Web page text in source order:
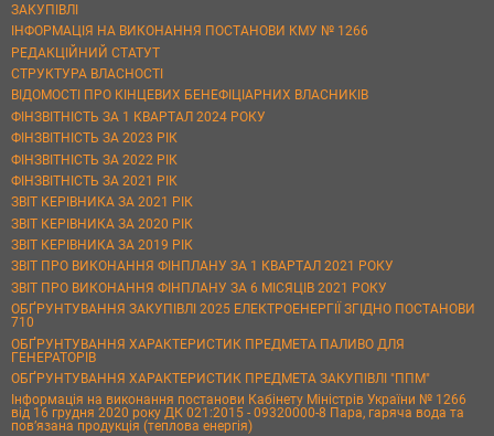
ЗАКУПІВЛІ
ІНФОРМАЦІЯ НА ВИКОНАННЯ ПОСТАНОВИ КМУ № 1266
РЕДАКЦІЙНИЙ СТАТУТ
СТРУКТУРА ВЛАСНОСТІ
ВІДОМОСТІ ПРО КІНЦЕВИХ БЕНЕФІЦІАРНИХ ВЛАСНИКІВ
ФІНЗВІТНІСТЬ ЗА 1 КВАРТАЛ 2024 РОКУ
ФІНЗВІТНІСТЬ ЗА 2023 РІК
ФІНЗВІТНІСТЬ ЗА 2022 РІК
ФІНЗВІТНІСТЬ ЗА 2021 РІК
ЗВІТ КЕРІВНИКА ЗА 2021 РІК
ЗВІТ КЕРІВНИКА ЗА 2020 РІК
ЗВІТ КЕРІВНИКА ЗА 2019 РІК
ЗВІТ ПРО ВИКОНАННЯ ФІНПЛАНУ ЗА 1 КВАРТАЛ 2021 РОКУ
ЗВІТ ПРО ВИКОНАННЯ ФІНПЛАНУ ЗА 6 МІСЯЦІВ 2021 РОКУ
ОБҐРУНТУВАННЯ ЗАКУПІВЛІ 2025 ЕЛЕКТРОЕНЕРГІЇ ЗГІДНО ПОСТАНОВИ
710
ОБҐРУНТУВАННЯ ХАРАКТЕРИСТИК ПРЕДМЕТА ПАЛИВО ДЛЯ
ГЕНЕРАТОРІВ
ОБҐРУНТУВАННЯ ХАРАКТЕРИСТИК ПРЕДМЕТА ЗАКУПІВЛІ "ППМ"
Інформація на виконання постанови Кабінету Міністрів України № 1266
від 16 грудня 2020 року ДК 021:2015 - 09320000-8 Пара, гаряча вода та
пов’язана продукція (теплова енергія)